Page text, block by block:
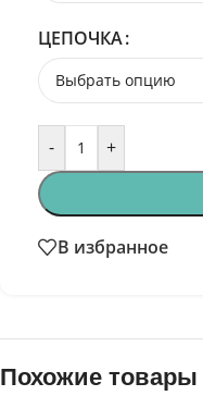
ЦЕПОЧКА
- +
В избранное
Похожие товары